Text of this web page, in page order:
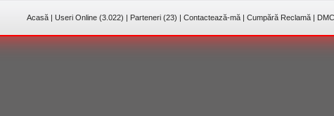
Acasă| Useri Online (3.022) | Parteneri (23) | Contactează-mă| Cumpără Reclamă|